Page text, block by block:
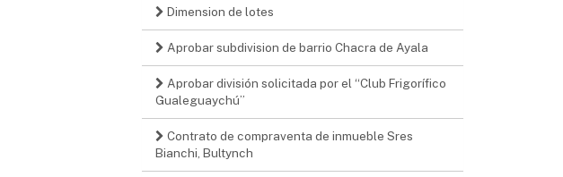
Dimension de lotes
Aprobar subdivision de barrio Chacra de Ayala
Aprobar división solicitada por el “Club Frigorífico
Gualeguaychú”
Contrato de compraventa de inmueble Sres
Bianchi, Bultynch